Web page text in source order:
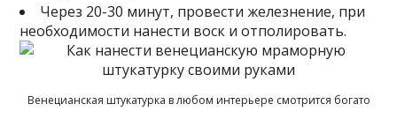
Через 20-30 минут, провести железнение, при
необходимости нанести воск и отполировать.
Венецианская штукатурка в любом интерьере смотрится богато